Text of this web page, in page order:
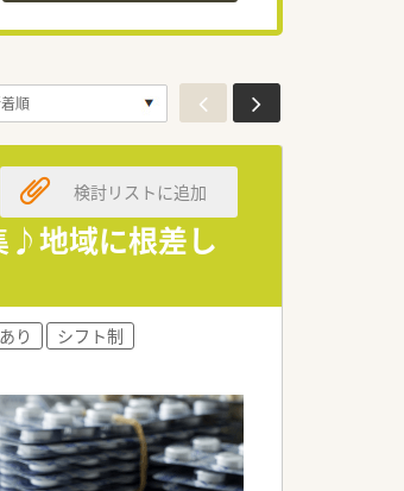
♪地域に根差し
検討リストに追加
り
シフト制